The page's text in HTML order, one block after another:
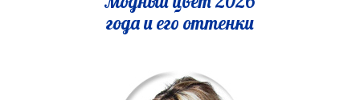
года и его оттенки